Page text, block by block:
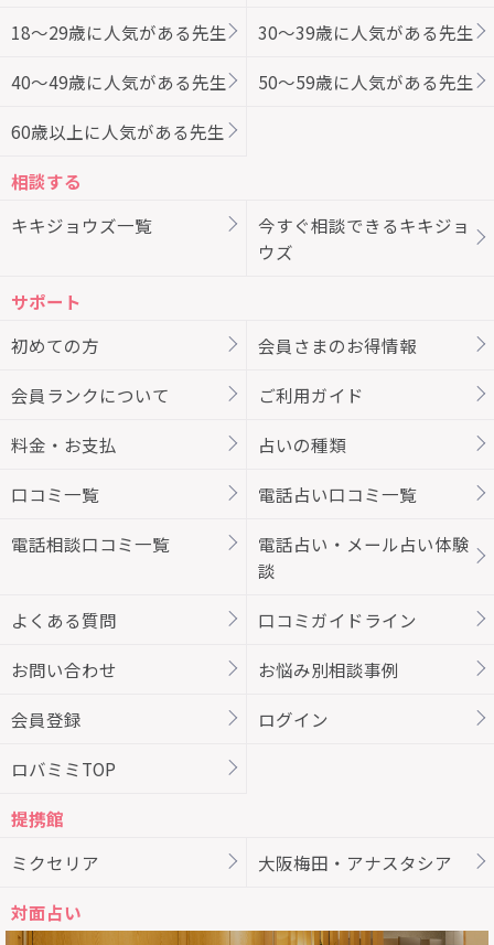
18～29歳に人気がある先生 30～39歳に人気がある先生
40～49歳に人気がある先生 50～59歳に人気がある先生
60歳以上に人気がある先生
相談する
キキジョウズ一覧
今すぐ相談できるキキジョ
ウズ
サポート
初めての方
会員さまのお得情報
会員ランクについて ご利用ガイド
料金・お支払 占いの種類
口コミ一覧 電話占い口コミ一覧
電話相談口コミ一覧
電話占い・メール占い体験
談
よくある質問 口コミガイドライン
お問い合わせ お悩み別相談事例
会員登録 ログイン
ロバミミTOP
提携館
ミクセリア
大阪梅田・アナスタシア
対面占い